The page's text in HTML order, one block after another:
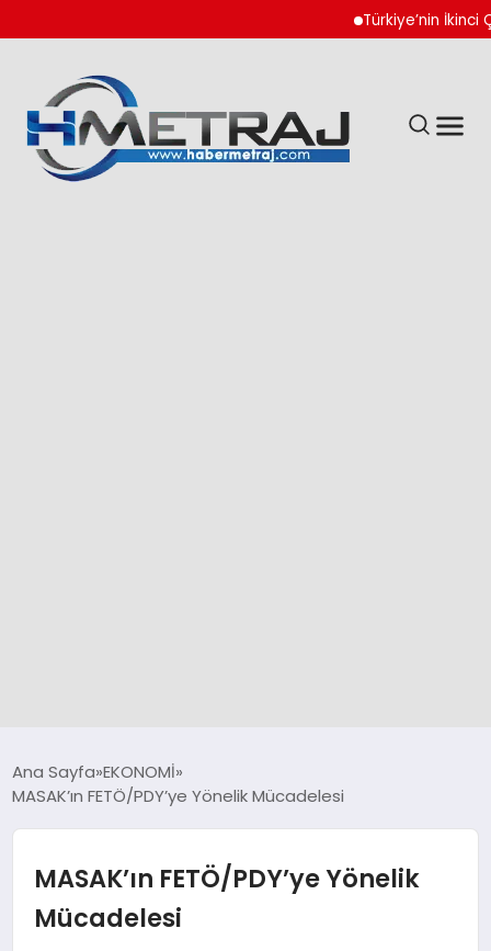
Türkiye’nin İkinci
DÜNYA
Ana Sayfa EKONOMİ
MASAK’ın FETÖ/PDY’ye Yönelik Mücadelesi
MASAK’ın FETÖ/PDY’ye Yönelik
Mücadelesi